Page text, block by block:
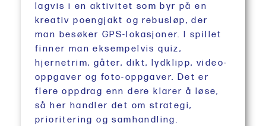
lagvis i en aktivitet som byr på en
kreativ poengjakt og rebusløp, der
man besøker GPS-lokasjoner. I spillet
finner man eksempelvis quiz,
hjernetrim, gåter, dikt, lydklipp, video-
oppgaver og foto-oppgaver. Det er
flere oppdrag enn dere klarer å løse,
så her handler det om strategi,
prioritering og samhandling.